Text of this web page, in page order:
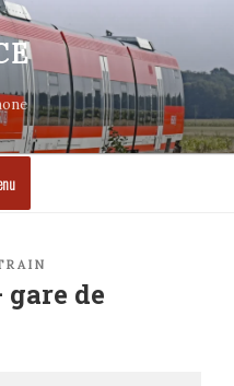
gare de